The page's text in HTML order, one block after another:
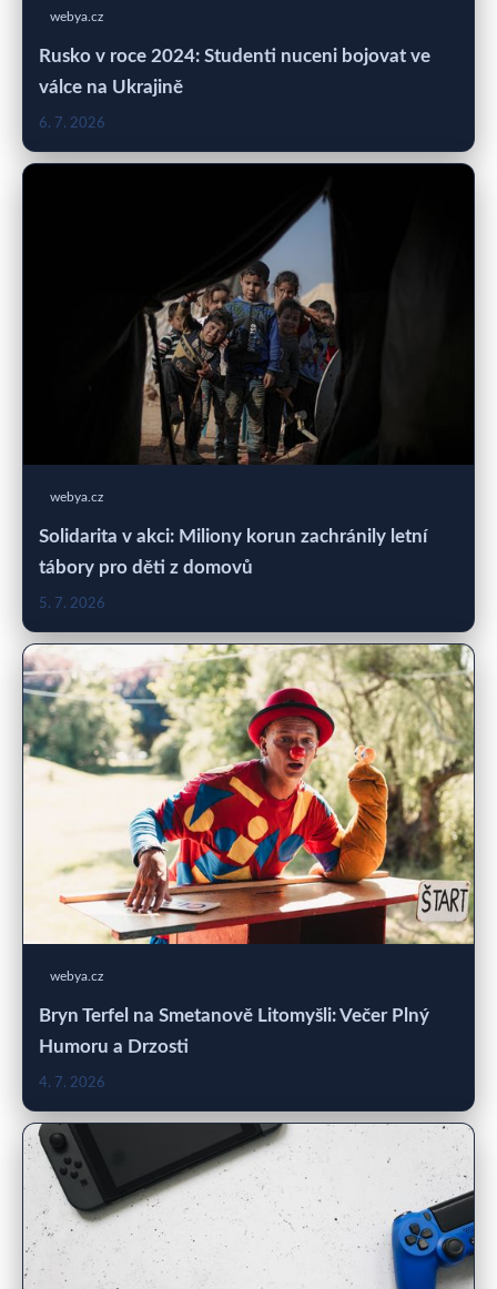
webya.cz
Rusko v roce 2024: Studenti nuceni bojovat ve
válce na Ukrajině
6. 7. 2026
webya.cz
Solidarita v akci: Miliony korun zachránily letní
tábory pro děti z domovů
5. 7. 2026
webya.cz
Bryn Terfel na Smetanově Litomyšli: Večer Plný
Humoru a Drzosti
4. 7. 2026